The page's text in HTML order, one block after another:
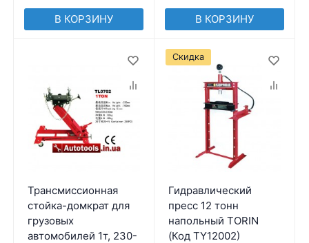
В КОРЗИНУ В КОРЗИНУ
Трансмиссионная
стойка-домкрат для
грузовых
автомобилей 1т, 230-
Гидравлический
пресс 12 тонн
напольный TORIN
(Код TY12002)
Скидка